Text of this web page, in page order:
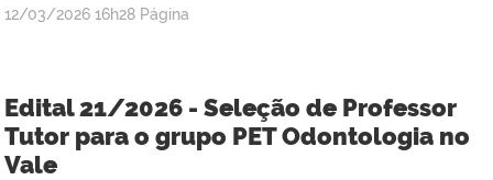
publicado
12/03/2026 16h28 Página
Edital 21/2026 - Seleção de Professor
Tutor para o grupo PET Odontologia no
Vale